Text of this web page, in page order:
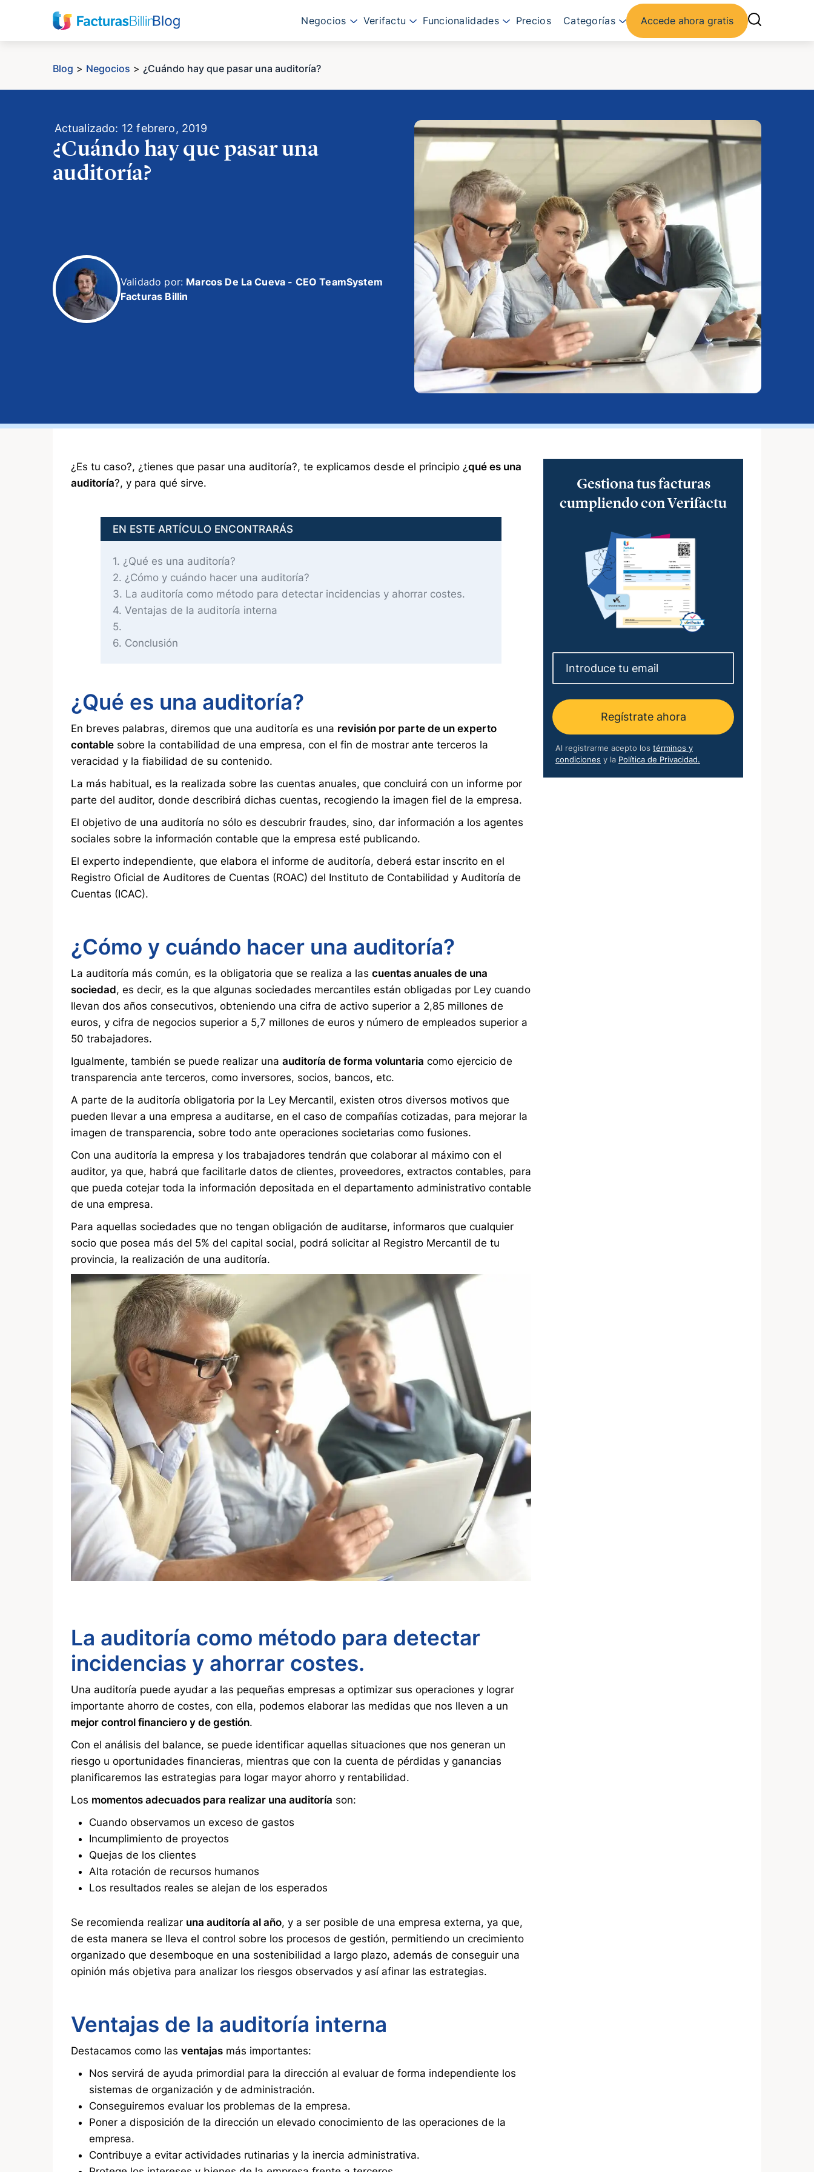
Negocios Verifactu Funcionalidades Precios Categorías Accede ahora gratis
Blog > Negocios > ¿Cuándo hay que pasar una auditoría?
Actualizado: 12 febrero, 2019
¿Cuándo hay que pasar una
auditoría?
Validado por: Marcos De La Cueva - CEO TeamSystem
Facturas Billin
¿Es tu caso?, ¿tienes que pasar una auditoría?, te explicamos desde el principio ¿qué es una
auditoría?, y para qué sirve.
EN ESTE ARTÍCULO ENCONTRARÁS
1 ¿Qué es una auditoría?
2 ¿Cómo y cuándo hacer una auditoría?
3 La auditoría como método para detectar incidencias y ahorrar costes.
4 Ventajas de la auditoría interna
5
6 Conclusión
¿Qué es una auditoría?
En breves palabras, diremos que una auditoría es una revisión por parte de un experto
contable sobre la contabilidad de una empresa, con el fin de mostrar ante terceros la
veracidad y la fiabilidad de su contenido.
La más habitual, es la realizada sobre las cuentas anuales, que concluirá con un informe por
parte del auditor, donde describirá dichas cuentas, recogiendo la imagen fiel de la empresa.
El objetivo de una auditoría no sólo es descubrir fraudes, sino, dar información a los agentes
sociales sobre la información contable que la empresa esté publicando.
El experto independiente, que elabora el informe de auditoría, deberá estar inscrito en el
Registro Oficial de Auditores de Cuentas (ROAC) del Instituto de Contabilidad y Auditoría de
Cuentas (ICAC).
¿Cómo y cuándo hacer una auditoría?
La auditoría más común, es la obligatoria que se realiza a las cuentas anuales de una
sociedad, es decir, es la que algunas sociedades mercantiles están obligadas por Ley cuando
llevan dos años consecutivos, obteniendo una cifra de activo superior a 2,85 millones de
euros, y cifra de negocios superior a 5,7 millones de euros y número de empleados superior a
50 trabajadores.
Igualmente, también se puede realizar una auditoría de forma voluntaria como ejercicio de
transparencia ante terceros, como inversores, socios, bancos, etc.
A parte de la auditoría obligatoria por la Ley Mercantil, existen otros diversos motivos que
pueden llevar a una empresa a auditarse, en el caso de compañías cotizadas, para mejorar la
imagen de transparencia, sobre todo ante operaciones societarias como fusiones.
Con una auditoría la empresa y los trabajadores tendrán que colaborar al máximo con el
auditor, ya que, habrá que facilitarle datos de clientes, proveedores, extractos contables, para
que pueda cotejar toda la información depositada en el departamento administrativo contable
de una empresa.
Para aquellas sociedades que no tengan obligación de auditarse, informaros que cualquier
socio que posea más del 5% del capital social, podrá solicitar al Registro Mercantil de tu
provincia, la realización de una auditoría.
La auditoría como método para detectar
incidencias y ahorrar costes.
Una auditoría puede ayudar a las pequeñas empresas a optimizar sus operaciones y lograr
importante ahorro de costes, con ella, podemos elaborar las medidas que nos lleven a un
mejor control financiero y de gestión.
Con el análisis del balance, se puede identificar aquellas situaciones que nos generan un
riesgo u oportunidades financieras, mientras que con la cuenta de pérdidas y ganancias
planificaremos las estrategias para logar mayor ahorro y rentabilidad.
Los momentos adecuados para realizar una auditoría son:
Cuando observamos un exceso de gastos
Incumplimiento de proyectos
Quejas de los clientes
Alta rotación de recursos humanos
Los resultados reales se alejan de los esperados
Se recomienda realizar una auditoría al año, y a ser posible de una empresa externa, ya que,
de esta manera se lleva el control sobre los procesos de gestión, permitiendo un crecimiento
organizado que desemboque en una sostenibilidad a largo plazo, además de conseguir una
opinión más objetiva para analizar los riesgos observados y así afinar las estrategias.
Ventajas de la auditoría interna
Destacamos como las ventajas más importantes:
Nos servirá de ayuda primordial para la dirección al evaluar de forma independiente los
sistemas de organización y de administración.
Conseguiremos evaluar los problemas de la empresa.
Poner a disposición de la dirección un elevado conocimiento de las operaciones de la
empresa.
Contribuye a evitar actividades rutinarias y la inercia administrativa.
Gestiona tus facturas
cumpliendo con Verifactu
Regístrate ahora
Al registrarme acepto los términos y
condiciones y la Política de Privacidad.